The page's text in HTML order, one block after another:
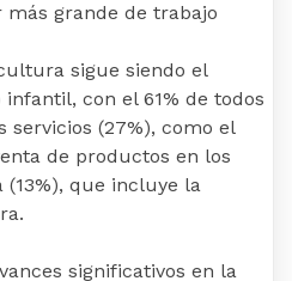
grande de trabajo
sigue siendo el
con el 61% de todos
servicios (27%), como el
de productos en los
que incluye la
significativos en la